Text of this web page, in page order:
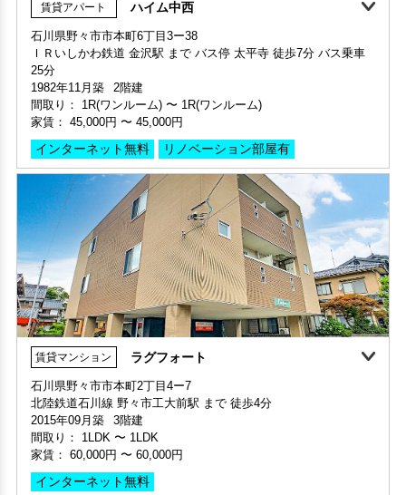
部屋号数 203号室 申込済
家賃 37,000円・共益費 3,700円
階数 2階
間取り 1K・専有面積 32㎡
敷金 - ・礼金 -
保証人不要・代行 インターネット無料
ＩＲいしかわ鉄道 金沢駅 まで バス停 太平寺 徒歩7分 バス乗車
1982年11月築
2階建
間取り：1R(ワンルーム) 〜 1R(ワンルーム)
家賃：
インターネット無料 リノベーション部屋有
360°案内 動画案内
部屋号数 203号室
家賃 45,000円・共益費 3,000円
階数 2階
間取り 1R(ワンルーム)・専有面積 40㎡
敷金 2ヶ月 ・礼金 -
保証人不要・代行 インターネット無料
賃貸マンション ラグフォート
石川県野々市市本町2丁目4ー7
北陸鉄道石川線 野々市工大前駅 まで 徒歩4分
間取り： 1LDK 〜 1LDK
家賃：60,000円 〜 60,000円
インターネット無料